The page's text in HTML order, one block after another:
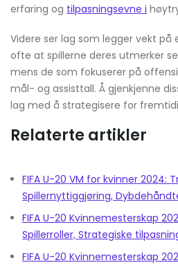
erfaring og tilpasningsevne i
Videre ser lag som legger vekt
ofte at spillerne deres utmerker
mens de som fokuserer på
mål- og assisttall. Å gjenkjenne
lag med å strategisere for
Relaterte artikler
FIFA U-20 VM for kvinner 2024:
Spillernyttiggjøring,
FIFA U-20 Kvinnemesterskap
Spillerroller, Strategiske
FIFA U-20 Kvinnemesterskap